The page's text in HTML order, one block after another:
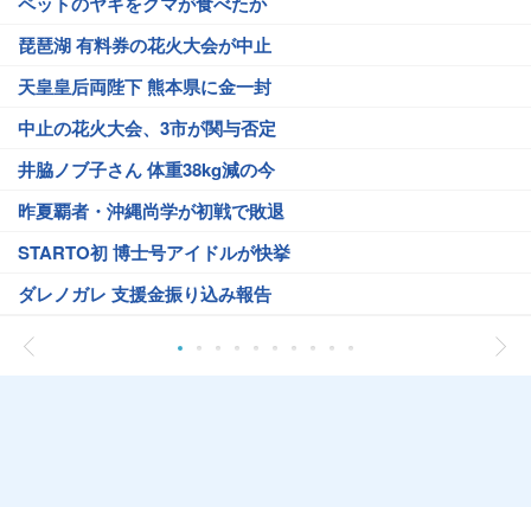
琵琶湖 有料券の花火大会が中止
天皇皇后両陛下 熊本県に金一封
中止の花火大会、3市が関与否定
井脇ノブ子さん 体重38kg減の今
昨夏覇者・沖縄尚学が初戦で敗退
STARTO初 博士号アイドルが快挙
ダレノガレ 支援金振り込み報告